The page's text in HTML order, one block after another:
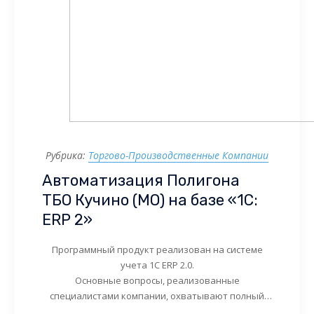
Рубрика: Торгово-Производственные Компании
Автоматизация Полигона
ТБО Кучино (МО) на базе «1С:
ERP 2»
Программный продукт реализован на системе
учета 1С ERP 2.0.
Основные вопросы, реализованные
специалистами компании, охватывают полный